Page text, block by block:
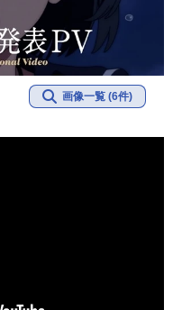
画像一覧 (6件)